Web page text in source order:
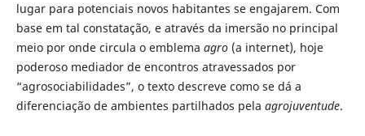
lugar para potenciais novos habitantes se engajarem. Com
base em tal constatação, e através da imersão no principal
meio por onde circula o emblema agro(a internet), hoje
poderoso mediador de encontros atravessados por
“agrosociabilidades”, o texto descreve como se dá a
diferenciação de ambientes partilhados pela agrojuventude.